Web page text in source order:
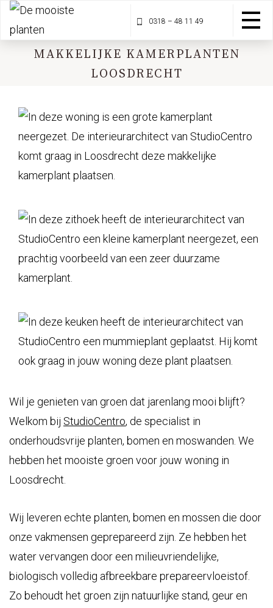
0318 – 48 11 49
MAKKELIJKE KAMERPLANTEN
LOOSDRECHT
Wil je genieten van groen dat jarenlang mooi blijft?
Welkom bij StudioCentro, de specialist in
onderhoudsvrije planten, bomen en moswanden. We
hebben het mooiste groen voor jouw woning in
Loosdrecht.
Wij leveren echte planten, bomen en mossen die door
onze vakmensen geprepareerd zijn. Ze hebben het
water vervangen door een milieuvriendelijke,
biologisch volledig afbreekbare prepareervloeistof.
Zo behoudt het groen zijn natuurlijke stand, geur en